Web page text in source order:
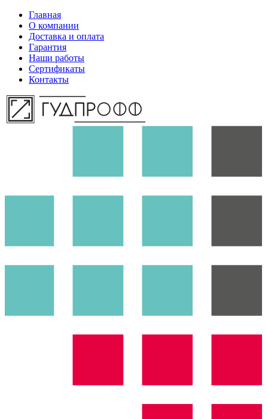
Главная
О компании
Доставка и оплата
Гарантия
Наши работы
Сертификаты
Контакты